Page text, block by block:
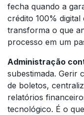
fecha quando a
crédito 100%
transforma o que
processo em um
Administração
subestimada. Gerir
de boletos,
relatórios
tecnológico. É o